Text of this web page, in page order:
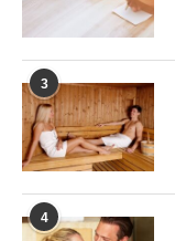
3
4